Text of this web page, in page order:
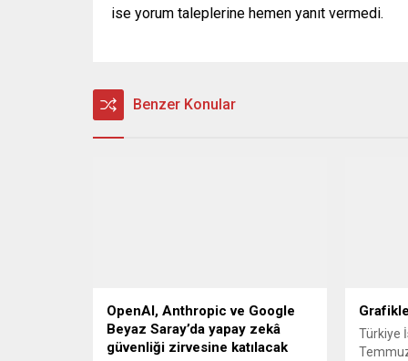
ise yorum taleplerine hemen yanıt vermedi.
Benzer Konular
OpenAI, Anthropic ve Google
Beyaz Saray’da yapay zekâ
güvenliği zirvesine katılacak
Türkiye